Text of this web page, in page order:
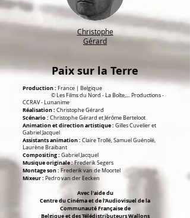
Christophe
Gérard
Paix sur la Terre
Production : France | Belgique
© Les Films du Nord - La Boîte,… Productions -
CCRAV - Lunanime
Réalisation : Christophe Gérard
Scénario : Christophe Gérard et Jérôme Berteloot
Animation et direction artistique : Gilles Cuvelier et
Gabriel Jacquel
Assistants animation : Claire Trollé, Samuel Guénolé,
Laurène Braibant
Compositing : Gabriel Jacquel
Musique originale :Frederik Segers
Montage son :Frederik van de Moortel
Mixeur : Pedro van der Eecken
Avec l'aide du
Centre du Cinéma et de l’Audiovisuel de la
Communauté Française de
Belgique et des Télédistributeurs Wallons